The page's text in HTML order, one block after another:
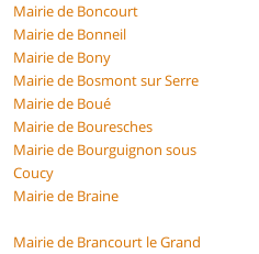
Mairie de Boncourt
Mairie de Bonneil
Mairie de Bony
Mairie de Bosmont sur Serre
Mairie de Boué
Mairie de Bouresches
Mairie de Bourguignon sous
Coucy
Mairie de Braine
Mairie de Brancourt le Grand